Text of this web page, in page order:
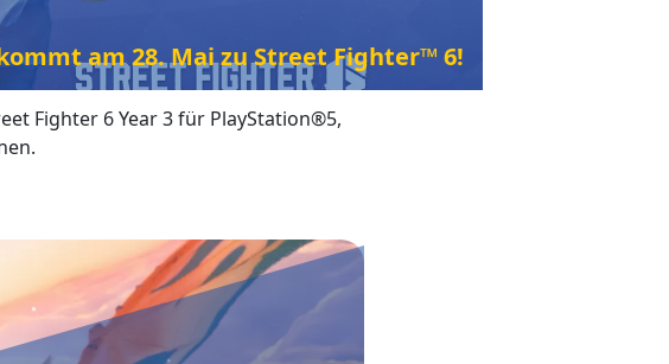
am 28. Mai zu Street Fighter™ 6!
Fighter 6 Year 3 für PlayStation®5,